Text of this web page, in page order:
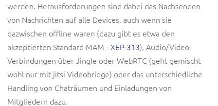
werden. Herausforderungen sind dabei das Nachsenden
von Nachrichten auf alle Devices, auch wenn sie
dazwischen offline waren (dazu gibt es etwa den
akzeptierten Standard MAM - XEP-313), Audio/Video
Verbindungen über Jingle oder WebRTC (geht gemischt
wohl nur mit jitsi Videobridge) oder das unterschiedliche
Handling von Chaträumen und Einladungen von
Mitgliedern dazu.